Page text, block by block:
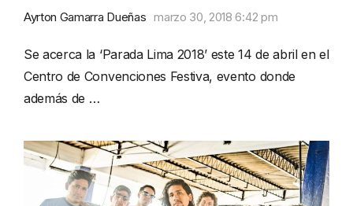
Ayrton Gamarra Dueñas marzo 30, 2018 6:42 pm
Se acerca la ‘Parada Lima 2018’ este 14 de abril en el
Centro de Convenciones Festiva, evento donde
además de …